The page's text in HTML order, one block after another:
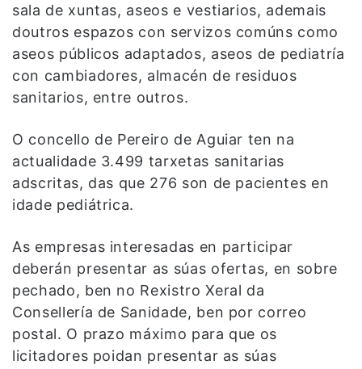
sala de xuntas, aseos e vestiarios, ademais
doutros espazos con servizos comúns como
aseos públicos adaptados, aseos de pediatría
con cambiadores, almacén de residuos
sanitarios, entre outros.
O concello de Pereiro de Aguiar ten na
actualidade 3.499 tarxetas sanitarias
adscritas, das que 276 son de pacientes en
idade pediátrica.
As empresas interesadas en participar
deberán presentar as súas ofertas, en sobre
pechado, ben no Rexistro Xeral da
Consellería de Sanidade, ben por correo
postal. O prazo máximo para que os
licitadores poidan presentar as súas